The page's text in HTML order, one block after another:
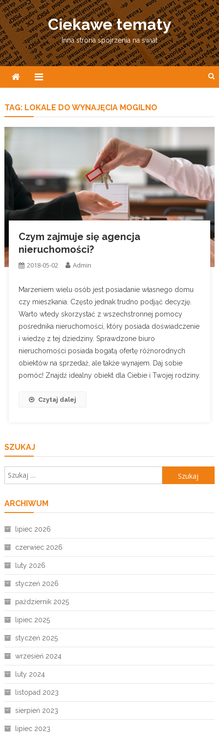
Skip
to
content
Ciekawe tematy
Inna strona spojrzenia na świat
TAG: LOKALE DO WYNAJĘCIA MOGILNO
Czym zajmuje się agencja
nieruchomości?
2018-05-02 Admin
Marzeniem wielu osób jest posiadanie własnego domu
czy mieszkania. Często jednak trudno podjąć decyzję.
Warto wtedy skorzystać z wszechstronnej pomocy
pośrednika nieruchomości, który posiada doświadczenie
i wiedzę z tej dziedziny. Sprawdzone biuro
nieruchomości posiada bogatą ofertę różnorodnych
obiektów na sprzedaż, ale także wynajem. Daj sobie
pomóc! Znajdź idealny obiekt dla Ciebie i Twojej rodziny.
Czytaj dalej
SZUKAJ
ARCHIWUM
lipiec 2026
czerwiec 2026
luty 2026
styczeń 2026
październik 2025
lipiec 2025
styczeń 2025
wrzesień 2024
luty 2024
listopad 2023
sierpień 2023
lipiec 2023